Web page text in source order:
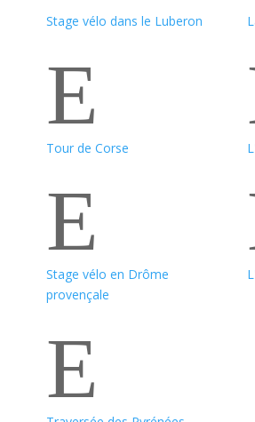
Stage vélo dans le Luberon
E
Tour de Corse
E
Stage vélo en Drôme
provençale
E